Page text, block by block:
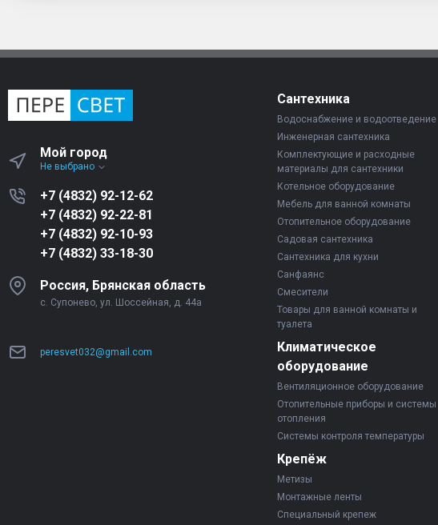
Мой город
Не выбрано
+7 (4832) 92-12-62
+7 (4832) 92-22-81
+7 (4832) 92-10-93
+7 (4832) 33-18-30
Россия, Брянская область
с. Супонево, ул. Шоссейная, д. 44а
peresvet032@gmail.com
Сантехника
Водоснабжение и водоотведение
Инженерная сантехника
Комплектующие и расходные
материалы для сантехники
Котельное оборудование
Мебель для ванной комнаты
Отопительное оборудование
Садовая сантехника
Сантехника для кухни
Санфаянс
Смесители
Товары для ванной комнаты и
туалета
Климатическое
оборудование
Вентиляционное оборудование
Отопительные приборы и системы
отопления
Системы контроля температуры
Крепёж
Метизы
Монтажные ленты
Специальный крепеж